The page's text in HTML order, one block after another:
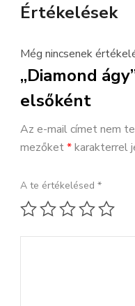
Értékelések
Még nincsenek
„Diamond
elsőként
Az e-mail címet nem
mezőket*karakterrel
A te értékelésed *
1 / 5 csillag
2 / 53 / 54 / 5